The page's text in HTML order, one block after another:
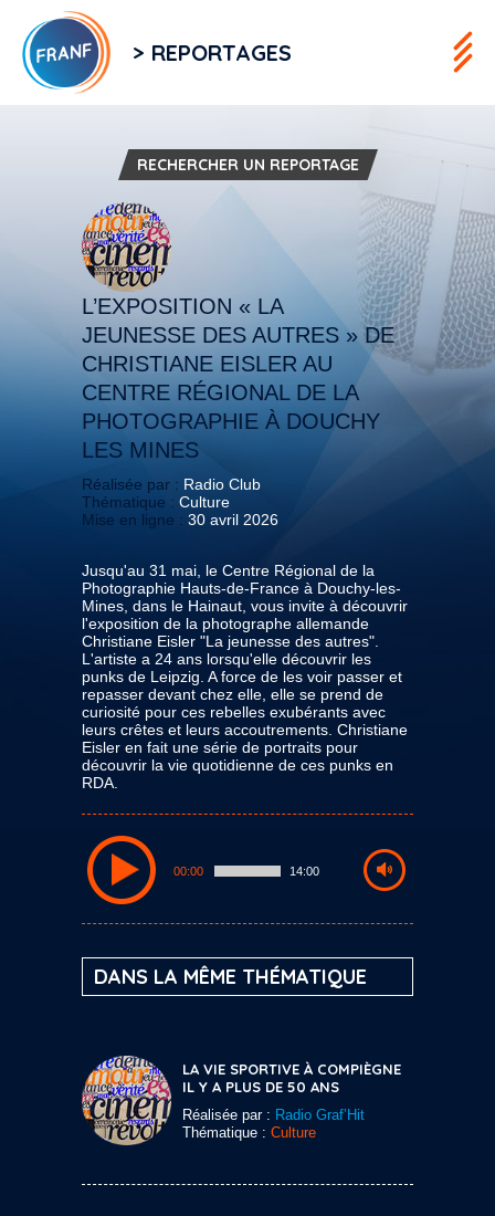
> REPORTAGES
RECHERCHER UN REPORTAGE
L’EXPOSITION « LA
JEUNESSE DES AUTRES » DE
CHRISTIANE EISLER AU
CENTRE RÉGIONAL DE LA
PHOTOGRAPHIE À DOUCHY
LES MINES
Réalisée par : Radio Club
Thématique : Culture
Mise en ligne : 30 avril 2026
Jusqu'au 31 mai, le Centre Régional de la
Photographie Hauts-de-France à Douchy-les-
Mines, dans le Hainaut, vous invite à découvrir
l'exposition de la photographe allemande
Christiane Eisler "La jeunesse des autres".
L'artiste a 24 ans lorsqu'elle découvrir les
punks de Leipzig. A force de les voir passer et
repasser devant chez elle, elle se prend de
curiosité pour ces rebelles exubérants avec
leurs crêtes et leurs accoutrements. Christiane
Eisler en fait une série de portraits pour
découvrir la vie quotidienne de ces punks en
RDA.
00:00 14:00
DANS LA MÊME THÉMATIQUE
LA VIE SPORTIVE À COMPIÈGNE
IL Y A PLUS DE 50 ANS
Réalisée par : Radio Graf’Hit
Thématique : Culture